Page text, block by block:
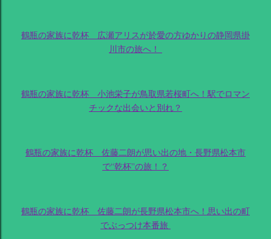
鶴瓶の家族に乾杯 広瀬アリスが於愛の方ゆかりの静岡県掛
川市の旅へ！
鶴瓶の家族に乾杯 小池栄子が鳥取県若桜町へ！駅でロマン
チックな出会いと別れ？
鶴瓶の家族に乾杯 佐藤二朗が思い出の地・長野県松本市
で“乾杯”の旅！？
鶴瓶の家族に乾杯 佐藤二朗が長野県松本市へ！思い出の町
でぶっつけ本番旅